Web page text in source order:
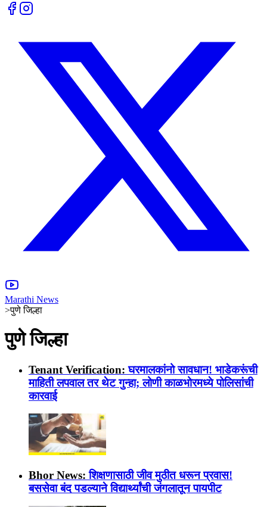
Marathi News
>पुणे जिल्हा
पुणे जिल्हा
Tenant Verification: घरमालकांनो सावधान! भाडेकरूंची
माहिती लपवाल तर थेट गुन्हा; लोणी काळभोरमध्ये पोलिसांची
कारवाई
Bhor News: शिक्षणासाठी जीव मुठीत धरून प्रवास!
बससेवा बंद पडल्याने विद्यार्थ्यांची जंगलातून पायपीट